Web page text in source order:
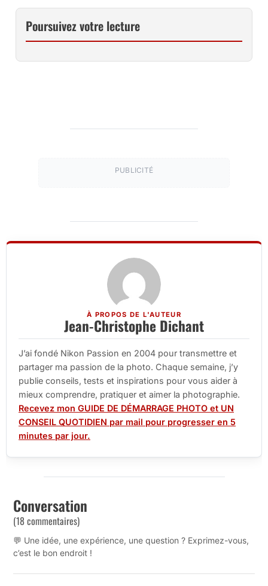
Poursuivez votre lecture
PUBLICITÉ
À PROPOS DE L'AUTEUR
Jean-Christophe Dichant
J’ai fondé Nikon Passion en 2004 pour transmettre et
partager ma passion de la photo. Chaque semaine, j’y
publie conseils, tests et inspirations pour vous aider à
mieux comprendre, pratiquer et aimer la photographie.
Recevez mon GUIDE DE DÉMARRAGE PHOTO et UN
CONSEIL QUOTIDIEN par mail pour progresser en 5
minutes par jour.
Conversation
(18 commentaires)
💬 Une idée, une expérience, une question ? Exprimez-vous,
c’est le bon endroit !